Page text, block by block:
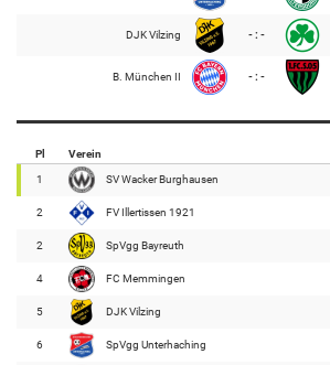
DJK Vilzing - : -
B. München II - : -
Pl Verein
1 SV Wacker Burghausen
2 FV Illertissen 1921
2 SpVgg Bayreuth
4 FC Memmingen
5 DJK Vilzing
6 SpVgg Unterhaching